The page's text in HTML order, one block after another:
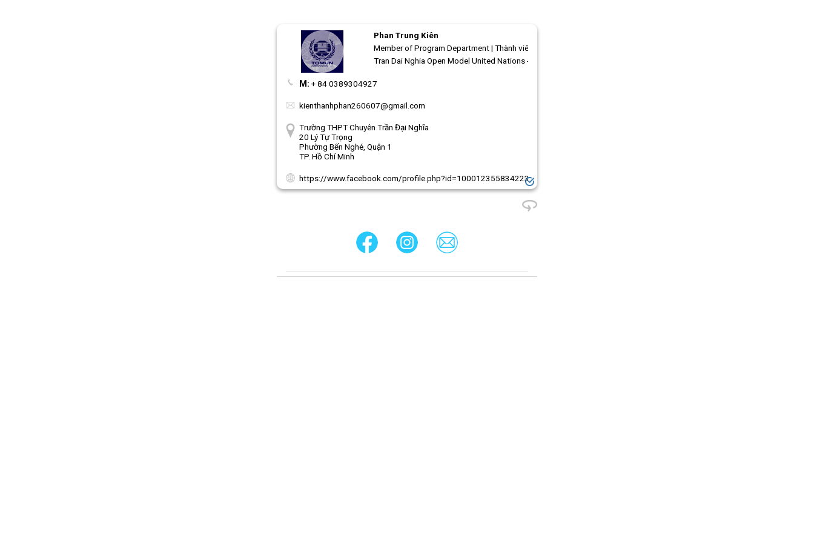
Phan Trung Kiên
Member of Program Department | Thành viên ban Chương trình
Tran Dai Nghia Open Model United Nations - TOMUN
M: + 84 0389304927
kienthanhphan260607@gmail.com
Trường THPT Chuyên Trần Đại Nghĩa
20 Lý Tự Trọng
Phường Bến Nghé, Quận 1
TP. Hồ Chí Minh
https://www.facebook.com/profile.php?id=100012355834223